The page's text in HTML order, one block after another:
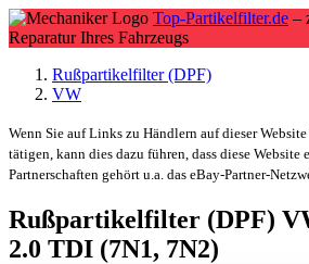
Top-Partikelfilter.de –
Reparatur Ihres Fahrzeugs
Rußpartikelfilter (DPF)
VW
Wenn Sie auf Links zu Händlern auf dieser
tätigen, kann dies dazu führen, dass diese
Partnerschaften gehört u.a. das eBay-Partner-
Rußpartikelfilter (DPF)
2.0 TDI (7N1, 7N2)